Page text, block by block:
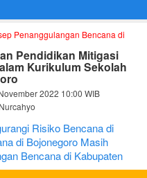
Penanggulangan Bencana di
Pendidikan Mitigasi
Kurikulum Sekolah
2022 10:00 WIB
Risiko Bencana di
di Bojonegoro Masih
Bencana di Kabupaten